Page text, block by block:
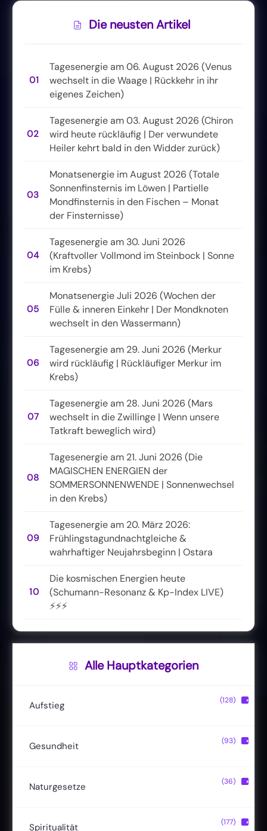
Die neusten Artikel
01
Tagesenergie am 06. August 2026 (Venus
wechselt in die Waage | Rückkehr in ihr
eigenes Zeichen)
02
Tagesenergie am 03. August 2026 (Chiron
wird heute rückläufig | Der verwundete
Heiler kehrt bald in den Widder zurück)
03
Monatsenergie im August 2026 (Totale
Sonnenfinsternis im Löwen | Partielle
Mondfinsternis in den Fischen – Monat
der Finsternisse)
04
Tagesenergie am 30. Juni 2026
(Kraftvoller Vollmond im Steinbock | Sonne
im Krebs)
05
Monatsenergie Juli 2026 (Wochen der
Fülle & inneren Einkehr | Der Mondknoten
wechselt in den Wassermann)
06
Tagesenergie am 29. Juni 2026 (Merkur
wird rückläufig | Rückläufiger Merkur im
Krebs)
07
Tagesenergie am 28. Juni 2026 (Mars
wechselt in die Zwillinge | Wenn unsere
Tatkraft beweglich wird)
08
Tagesenergie am 21. Juni 2026 (Die
MAGISCHEN ENERGIEN der
SOMMERSONNENWENDE | Sonnenwechsel
in den Krebs)
09
Tagesenergie am 20. März 2026:
Frühlingstagundnachtgleiche &
wahrhaftiger Neujahrsbeginn | Ostara
10
Die kosmischen Energien heute
(Schumann-Resonanz & Kp-Index LIVE)
⚡⚡⚡
Alle Hauptkategorien
Aufstieg
Christusbewusstsein (20)
(11)
(22)
(128) ▶
Gesundheit
(13)
(24)
(93) ▶
Naturgesetze
Hermetik (15)
(36) ▶
Spiritualität (177) ▶